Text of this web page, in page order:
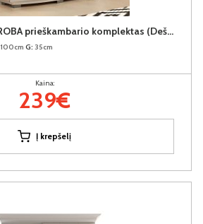
TORINO-II GARDEROBA prieškambario komplektas (Dešininis)
100cm G: 35cm
Kaina:
239€
Į krepšelį